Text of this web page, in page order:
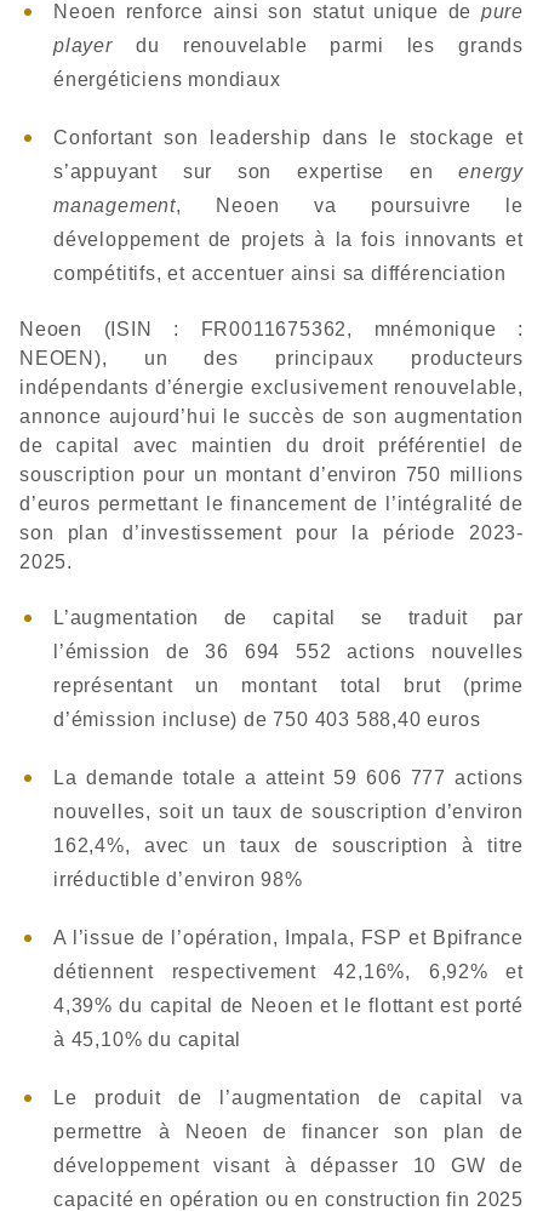
Neoen renforce ainsi son statut unique de pure
player du renouvelable parmi les grands
énergéticiens mondiaux
Confortant son leadership dans le stockage et
s’appuyant sur son expertise enenergy
management, Neoen va poursuivre le
développement de projets à la fois innovants et
compétitifs, et accentuer ainsi sa différenciation
Neoen (ISIN : FR0011675362, mnémonique :
NEOEN), un des principaux producteurs
indépendants d’énergie exclusivement renouvelable,
annonce aujourd’hui le succès de son augmentation
de capital avec maintien du droit préférentiel de
souscription pour un montant d’environ 750 millions
d’euros permettant le financement de l’intégralité de
son plan d’investissement pour la période 2023-
2025.
L’augmentation de capital se traduit par
l’émission de 36 694 552 actions nouvelles
représentant un montant total brut (prime
d’émission incluse) de 750 403 588,40 euros
La demande totale a atteint 59 606 777 actions
nouvelles, soit un taux de souscription d’environ
162,4%, avec un taux de souscription à titre
irréductible d’environ 98%
A l’issue de l’opération, Impala, FSP et Bpifrance
détiennent respectivement 42,16%, 6,92% et
4,39% du capital de Neoen et le flottant est porté
à 45,10% du capital
Le produit de l’augmentation de capital va
permettre à Neoen de financer son plan de
développement visant à dépasser 10 GW de
capacité en opération ou en construction fin 2025